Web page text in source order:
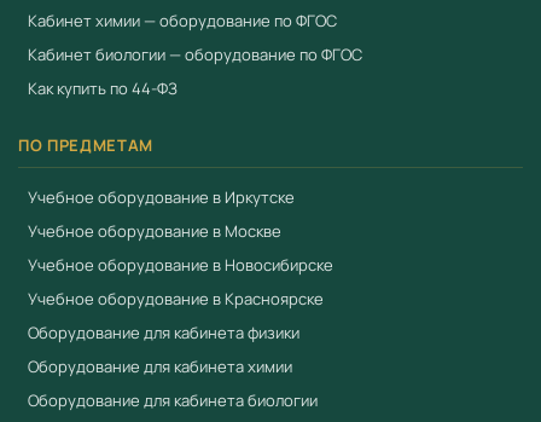
Соответствует ФГОС и Приказу № 838
Минпросвещения
Приоритет при госзакупках по 44-ФЗ для продукции
616)
Сертификат соответствия ЕАЭС
Разработано для ФГОС ДО
Методические рекомендации для воспитателей
Безопасные материалы для детей
Работаем по 44-ФЗ и 223-ФЗ — полный пакет
документов для госзакупок
Кабинет химии — оборудование по ФГОС
Кабинет биологии — оборудование по ФГОС
Как купить по 44-ФЗ
ПО ПРЕДМЕТАМ
Учебное оборудование в Иркутске
Учебное оборудование в Москве
Учебное оборудование в Новосибирске
Учебное оборудование в Красноярске
Оборудование для кабинета физики
Оборудование для кабинета химии
Оборудование для кабинета биологии